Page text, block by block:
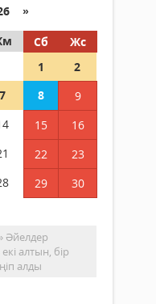
»
Сб
Жс
1
2
7 8
9
15
16
22
23
29
30
Әйелдер
алтын, бір
алды